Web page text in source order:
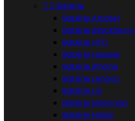
  Batérie
Batérie Alcatel
Batérie Blackberry
Batérie HTC
Batérie Huawei
Batérie iPhone
Batérie Lenovo
Batérie LG
Batérie Motorola
Batérie Nokia